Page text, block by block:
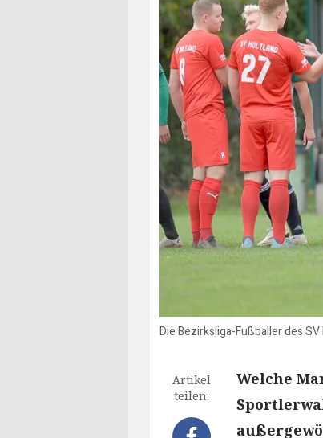
Die Bezirksliga-Fußballer des
Artikel
teilen:
Welche